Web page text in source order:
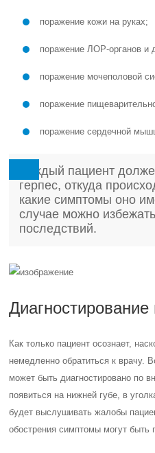
поражение кожи на руках;
поражение ЛОР-органов и
поражение мочеполовой
поражение
поражение сердечной
Каждый пациент
герпес, откуда
какие симптомы оно
случае можно
последствий.
Диагностирование
Как только пациент осознает,
немедленно обратиться к врачу.
может быть диагностировано по
появиться на нижней губе, в
будет выслушивать жалобы
обострения симптомы могут быть